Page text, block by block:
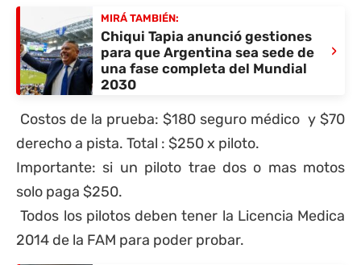
MIRÁ TAMBIÉN:
Chiqui Tapia anunció gestiones
para que Argentina sea sede de
una fase completa del Mundial
2030
›
Costos de la prueba: $180 seguro médico y $70
derecho a pista. Total : $250 x piloto.
Importante: si un piloto trae dos o mas motos
solo paga $250.
Todos los pilotos deben tener la Licencia Medica
2014 de la FAM para poder probar.